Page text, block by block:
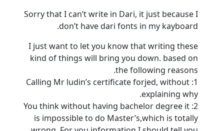
Sorry that I can’t write in Dari, it just because I
don’t have dari fonts in my kayboard.
I just want to let you know that writing these
kind of things will bring you down. based on
the following reasons.
1: Calling Mr ludin’s certificate forjed, without
explaining why.
2: You think without having bachelor degree it
is impossible to do Master’s,which is totally